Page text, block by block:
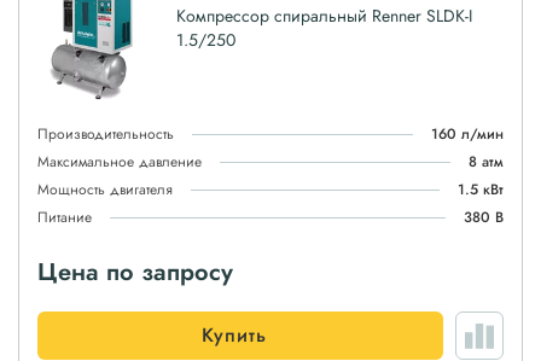
Компрессор спиральный Renner SLDK-I
1.5/250
Производительность
160 л/мин
Максимальное давление
8 атм
Мощность двигателя
1.5 кВт
Питание
380 В
Цена по запросу
Купить